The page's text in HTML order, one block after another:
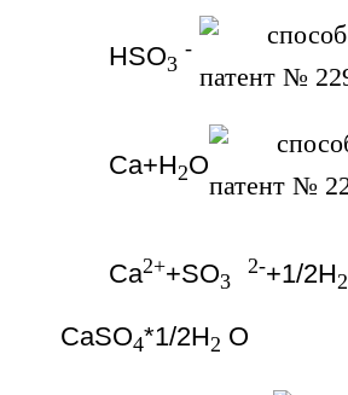
HSO3
-
Ca+H2O
Са2++SO3
2-+1/2H2
CaSO4*1/2H2 O